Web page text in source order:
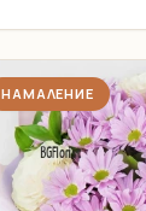
НАМАЛЕНИЕ